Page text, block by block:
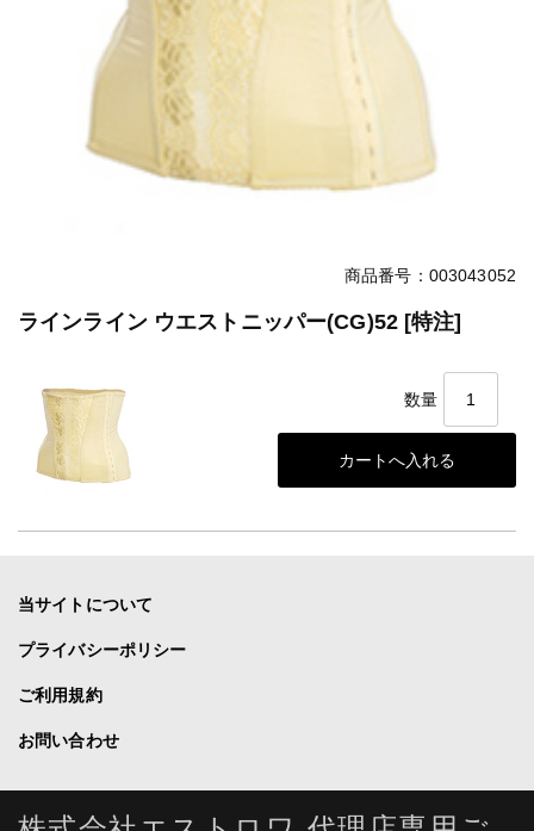
商品番号：003043052
ラインライン ウエストニッパー(CG)52 [特注]
数量
当サイトについて
プライバシーポリシー
ご利用規約
お問い合わせ